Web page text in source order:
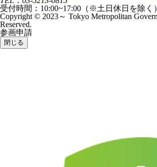
受付時間：10:00~17:00（※土日休日を除く）
Copyright © 2023～ Tokyo Metropolitan
Reserved.
参画申請
閉じる